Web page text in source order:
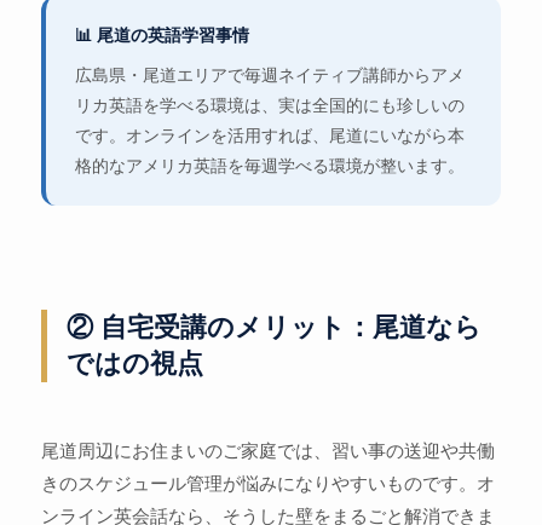
📊 尾道の英語学習事情
広島県・尾道エリアで毎週ネイティブ講師からアメ
リカ英語を学べる環境は、実は全国的にも珍しいの
です。オンラインを活用すれば、尾道にいながら本
格的なアメリカ英語を毎週学べる環境が整います。
② 自宅受講のメリット：尾道なら
ではの視点
尾道周辺にお住まいのご家庭では、習い事の送迎や共働
きのスケジュール管理が悩みになりやすいものです。オ
ンライン英会話なら、そうした壁をまるごと解消できま